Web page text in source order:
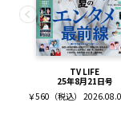
TV LIFE
25年8月21日号
￥560（税込）